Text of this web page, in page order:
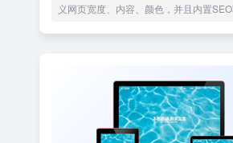
义网页宽度、内容、颜色，并且内置